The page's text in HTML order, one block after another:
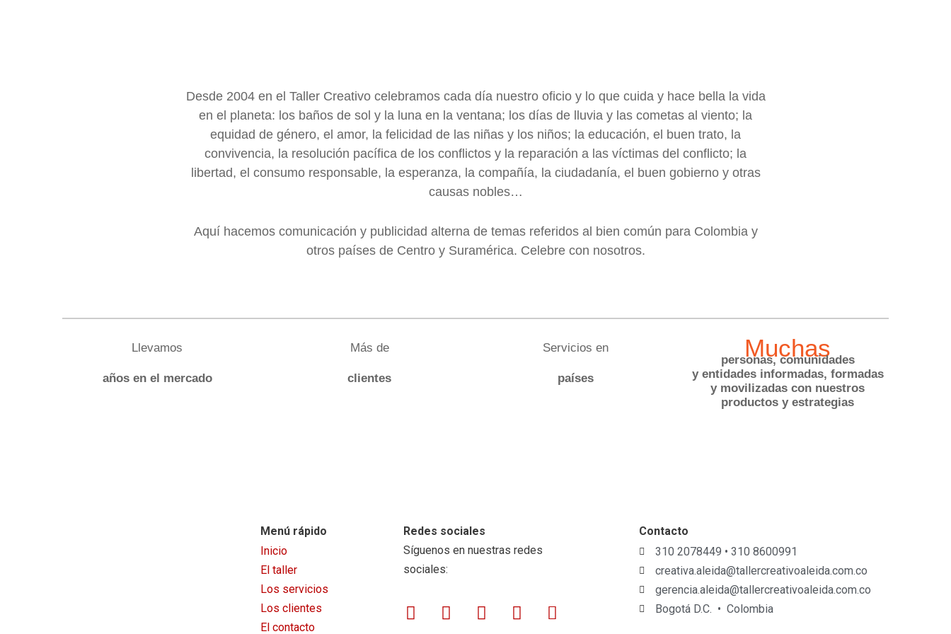
Desde 2004 en el Taller Creativo celebramos cada día nuestro oficio y lo que cuida y hace bella la vida
en el planeta: los baños de sol y la luna en la ventana; los días de lluvia y las cometas al viento; la
equidad de género, el amor, la felicidad de las niñas y los niños; la educación, el buen trato, la
convivencia, la resolución pacífica de los conflictos y la reparación a las víctimas del conflicto; la
libertad, el consumo responsable, la esperanza, la compañía, la ciudadanía, el buen gobierno y otras
causas nobles…
Aquí hacemos comunicación y publicidad alterna de temas referidos al bien común para Colombia y
otros países de Centro y Suramérica. Celebre con nosotros.
Llevamos
años en el mercado
Más de
clientes
Servicios en
países
Muchas
personas, comunidades
y entidades informadas, formadas
y movilizadas con nuestros
productos y estrategias
Menú rápido
Inicio
Eltaller
Los servicios
Los clientes
El contacto
Redes sociales
Síguenos en nuestras redes
sociales:
Facebook
TwitterInstagram
Youtube
Book-
open
Contacto
310 2078449 • 310 8600991
creativa.aleida@tallercreativoaleida.com.co
gerencia.aleida@tallercreativoaleida.com.co
Bogotá D.C. • Colombia